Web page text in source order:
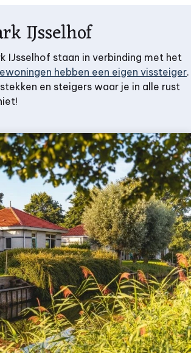
IJsselhof
IJsselhof staan in verbinding met het
hebben een eigen vissteiger.
en steigers waar je in alle rust